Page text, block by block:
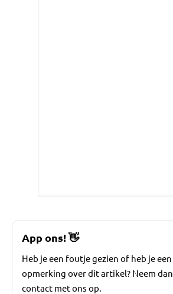
App ons!👋
Heb je een foutje gezien of heb je een
opmerking over dit artikel? Neem dan
contact met ons op.